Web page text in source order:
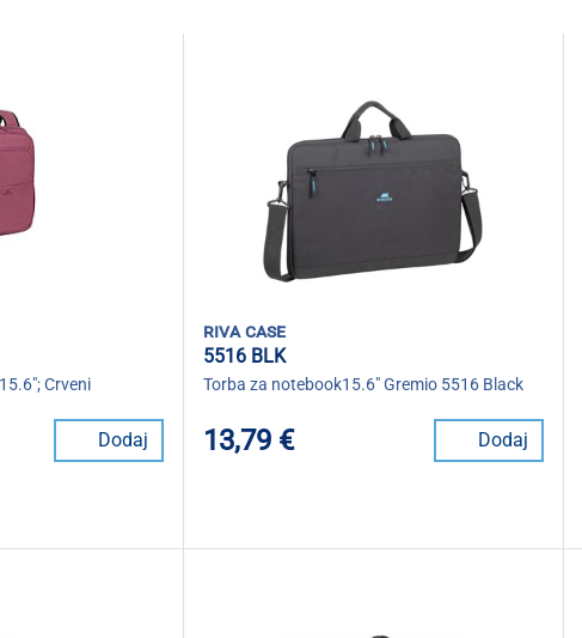
Crveni
Dodaj
riva case
5516 BLK
Torba za notebook15.6" Gremio 5516 Black
13,79 € Dodaj